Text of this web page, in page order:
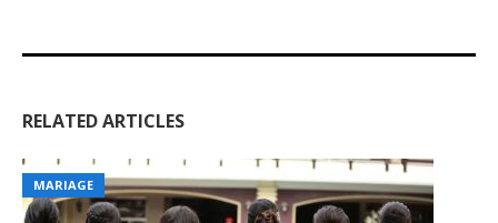
RELATED ARTICLES
MARIAGE